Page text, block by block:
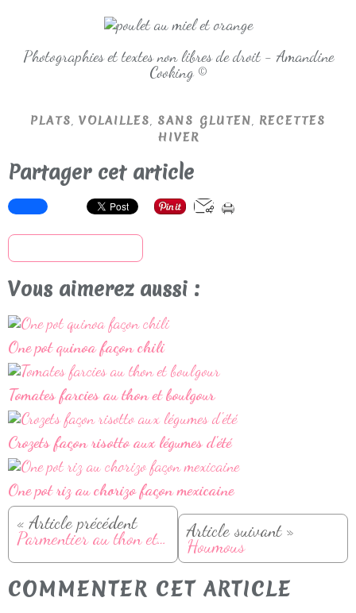
Photographies et textes non libres de droit - Amandine
Cooking ©
PLATS, VOLAILLES, SANS GLUTEN, RECETTES
HIVER
Partager cet article
Vous aimerez aussi :
One pot quinoa façon chili
Tomates farcies au thon et boulgour
Crozets façon risotto aux légumes d'été
One pot riz au chorizo façon mexicaine
« Article précédent
Parmentier au thon et tomates Article suivant »
Houmous
COMMENTER CET ARTICLE